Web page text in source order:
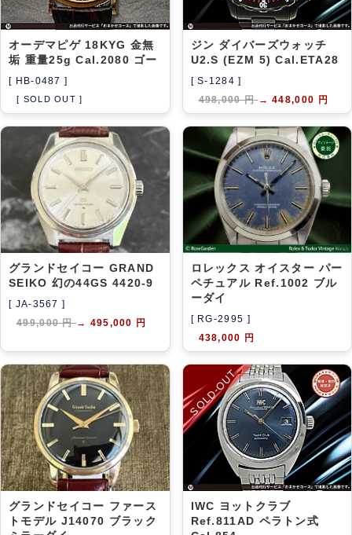
オーデマピゲ 18KYG 金無
垢 重量25g Cal.2080 ゴー
[ HB-0487 ]
[ SOLD OUT ]
ジン ダイバーズウォッチ
U2.S (EZM 5) Cal.ETA28
[ S-1284 ]
498,000 円→ 448,000 円
グランドセイコー GRAND
SEIKO 幻の44GS 4420-9
[ JA-3567 ]
499,000 円→ 495,000 円
ロレックス オイスター パー
ペチュアル Ref.1002 ブル
ーダイ
[ RG-2995 ]
438,000 円
グランドセイコー ファース
トモデル J14070 ブラック
SOLD-OUT
IWC ヨットクラブ
Ref.811AD ペラトン式